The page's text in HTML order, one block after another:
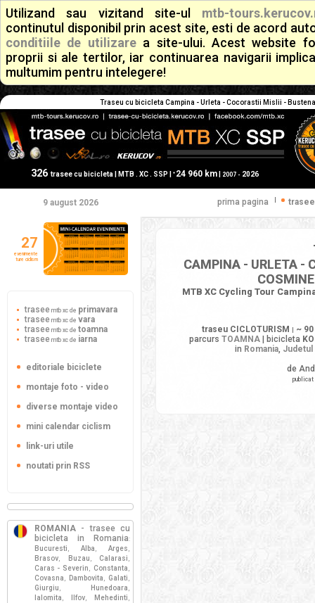
Utilizand sau vizitand site-ul mtb-
continutul disponibil prin acest site, esti de acord
conditiile de utilizarea site-ului. Acest website
proprii si ale tertilor, iar continuarea navigarii
multumim pentru intelegere!
Traseu cu bicicleta Campina - Urleta - Cocorastii Mislii -
326 trasee cu bicicleta | MTB . XC . SSP | + 24 960 km| 2007 - 2026
9 august 2026 prima pagina
CAMPINA - URLETA -
MTB XC Cycling Tour
traseu CICLOTURISM
~
parcurs TOAMNA | bicicleta
in Romania, Judetul
de
publicat
27
evenimente
ture ciclism
trasee mtb xc de primavara
trasee mtb xc de vara
trasee mtb xc de toamna
trasee mtb xc de iarna
editoriale biciclete
montaje foto - video
diverse montaje video
mini calendar ciclism
link-uri utile
noutati prin RSS
ROMANIA - trasee cu
bicicleta in Romania:
Bucuresti , Alba , Arges ,
Brasov, Buzau , Calarasi ,
Caras - Severin , Constanta ,
Covasna , Dambovita , Galati ,
Giurgiu , Hunedoara ,
Ialomita , Ilfov, Mehedinti ,